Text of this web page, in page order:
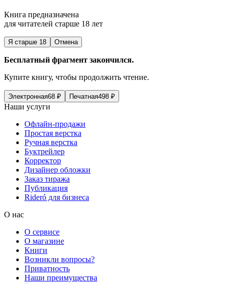
Книга предназначена
для читателей старше 18 лет
Я старше 18 Отмена
Бесплатный фрагмент закончился.
Купите книгу, чтобы продолжить чтение.
Электронная68 ₽ Печатная498 ₽
Наши услуги
Офлайн-продажи
Простая верстка
Ручная верстка
Буктрейлер
Корректор
Дизайнер обложки
Заказ тиража
Публикация
Rideró для бизнеса
О нас
О сервисе
О магазине
Книги
Возникли вопросы?
Приватность
Наши преимущества